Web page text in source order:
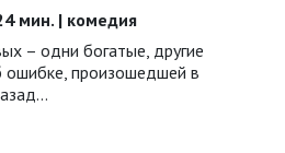
мин. | комедия
– одни богатые, другие
произошедшей в